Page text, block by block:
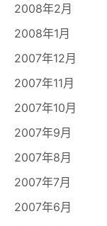
2008年2月
2008年1月
2007年12月
2007年11月
2007年10月
2007年9月
2007年8月
2007年7月
2007年6月